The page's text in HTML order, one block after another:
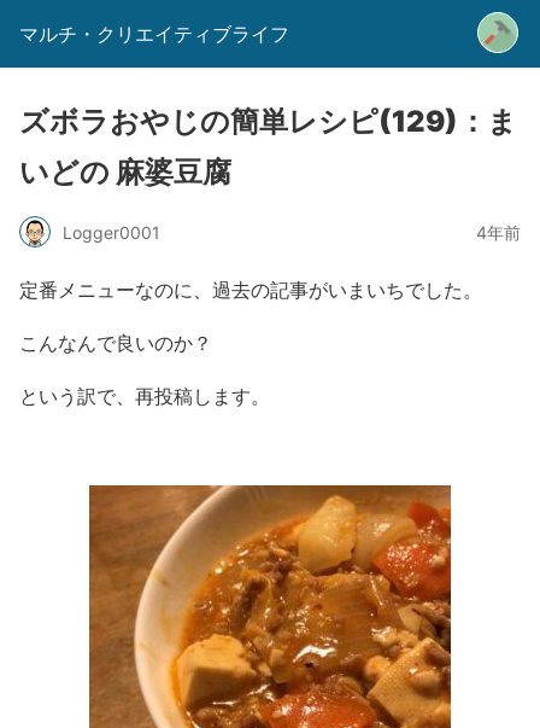
マルチ・クリエイティブライフ
ズボラおやじの簡単レシピ(129)：ま
いどの 麻婆豆腐
Logger0001 4年前
定番メニューなのに、過去の記事がいまいちでした。
こんなんで良いのか？
という訳で、再投稿します。